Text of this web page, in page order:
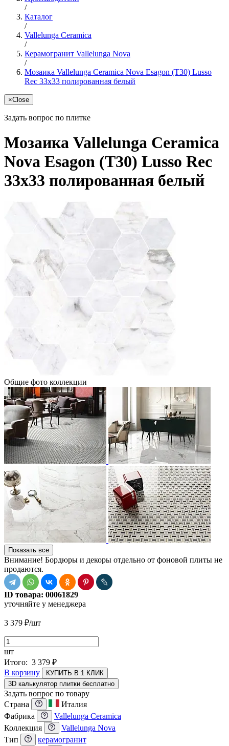
/
Каталог
/
Vallelunga Ceramica
/
Керамогранит Vallelunga Nova
/
Мозаика Vallelunga Ceramica Nova Esagon (T30) Lusso
Rec 33x33 полированная белый
×Close
Задать вопрос по плитке
Мозаика Vallelunga Ceramica
Nova Esagon (T30) Lusso Rec
33x33 полированная белый
Общие фото коллекции
Показать все
Внимание! Бордюры и декоры отдельно от фоновой плиты не
продаются.
ID товара: 00061829
уточняйте у менеджера
3 379 ₽/шт
шт
Итого: 3 379 ₽
В корзину
КУПИТЬ В 1 КЛИК
3D калькулятор плитки бесплатно
Задать вопрос по товару
Страна
Италия
Фабрика
Vallelunga Ceramica
Коллекция
Vallelunga Nova
Тип
керамогранит